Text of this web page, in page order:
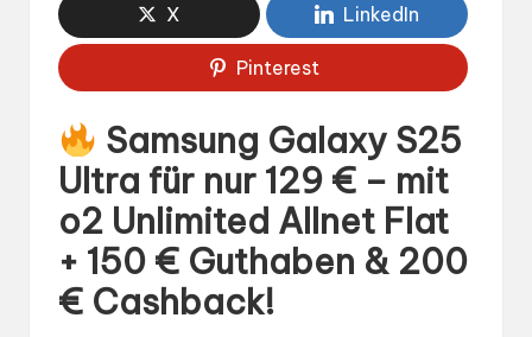
X LinkedIn
Pinterest
Samsung Galaxy S25
Ultra für nur 129 € – mit
o2 Unlimited Allnet Flat
+ 150 € Guthaben & 200
€ Cashback!